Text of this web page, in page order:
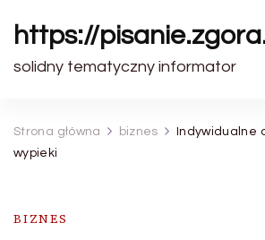
https://
solidny tematyczny informator
Strona główna biznes
Indywidualne
wypieki
BIZNES